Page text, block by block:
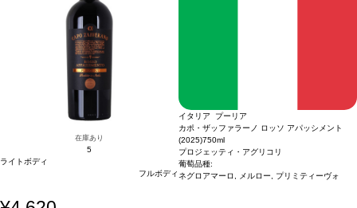
3. ミラヴェント モスカート＆ピーチ
テイスティングノート鮮やかな麦わら色。モスカートのフローラルなノーズを示
し、桃のフルーティーさが広がる。口に含むと軽やかな甘い余韻を感じ、魅惑的な
果実味が続く、親しみやすい一本。
ートなどと好相性葡萄品種
モスカート＆ストロベリー
鮮やかな麦わら色。モスカートのフローラルなノーズを示し、イチゴのフ
ルーティーさが広がる。口に含むと軽やかな甘味が広がり、バランスの取れた余韻
が続く。生き生きとして、親しみやすい一本。 合う料理 ペイストリーやフルーツ
などのデザートなどと好相性
モスカート 100%
5. ミラ
ヴェント モスカート＆ココ
イタリア、ピエモンテ / 白・微発泡 / 甘口
グノート 鮮やかな麦わら色。モスカートのフローラルのアロマが広がり、ココナッ
ツのフルーティーでトロピカルな芳香が加わる。口に含むと、心地よい甘味を感
し、ライチのフルーティーさが広がる。口に含むと素晴らしく滑らかで、エキゾチ
ックフルーツを含む、心地良い甘味に長い余韻が続く。
フルーツなどのデザートなどと好相性
3. ミラヴェント モスカート＆ピーチ
テイスティングノート鮮やかな麦わら色。モスカートのフローラルなノーズを示
し、桃のフルーティーさが広がる。口に含むと軽やかな甘い余韻を感じ、魅惑的な
果実味が続く、親しみやすい一本。
ートなどと好相性
葡萄品種 モスカート 100%認証サステナブル
4. ミラヴェント
モスカート＆ストロベリー
イタリア、ピエモンテ / 白・微発泡 / 甘口
テイスティン
鮮やかな麦わら色。モスカートのフローラルなノーズを示し、イチゴのフ
ルーティーさが広がる。口に含むと軽やかな甘味が広がり、バランスの取れた余韻
が続く。生き生きとして、親しみやすい一本。合う料理
葡萄品種 モスカート 100%認証サステナブル5. ミラ
在庫あり
5
ライトボディ
フルボディ
イタリア プーリア
カポ・ザッファラーノ ロッソ アパッシメント
(2025)750ml
プロジェッティ・アグリコリ
葡萄品種:
ネグロアマーロ, メルロー, プリミティーヴォ